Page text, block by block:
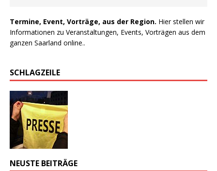
Termine, Event, Vorträge, aus der Region. Hier stellen wir
Informationen zu Veranstaltungen, Events, Vorträgen aus dem
ganzen Saarland online..
SCHLAGZEILE
NEUSTE BEITRÄGE